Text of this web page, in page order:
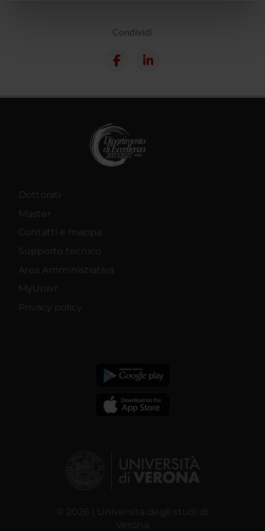
pubblicità e social media, i quali potrebbero combinarle
raccolto dal tuo utilizzo dei loro servizi.
Condividi
Dottorati
Master
Contatti e mappa
Supporto tecnico
Area Amministrativa
MyUnivr
Privacy policy
© 2026 | Università degli studi di
Verona